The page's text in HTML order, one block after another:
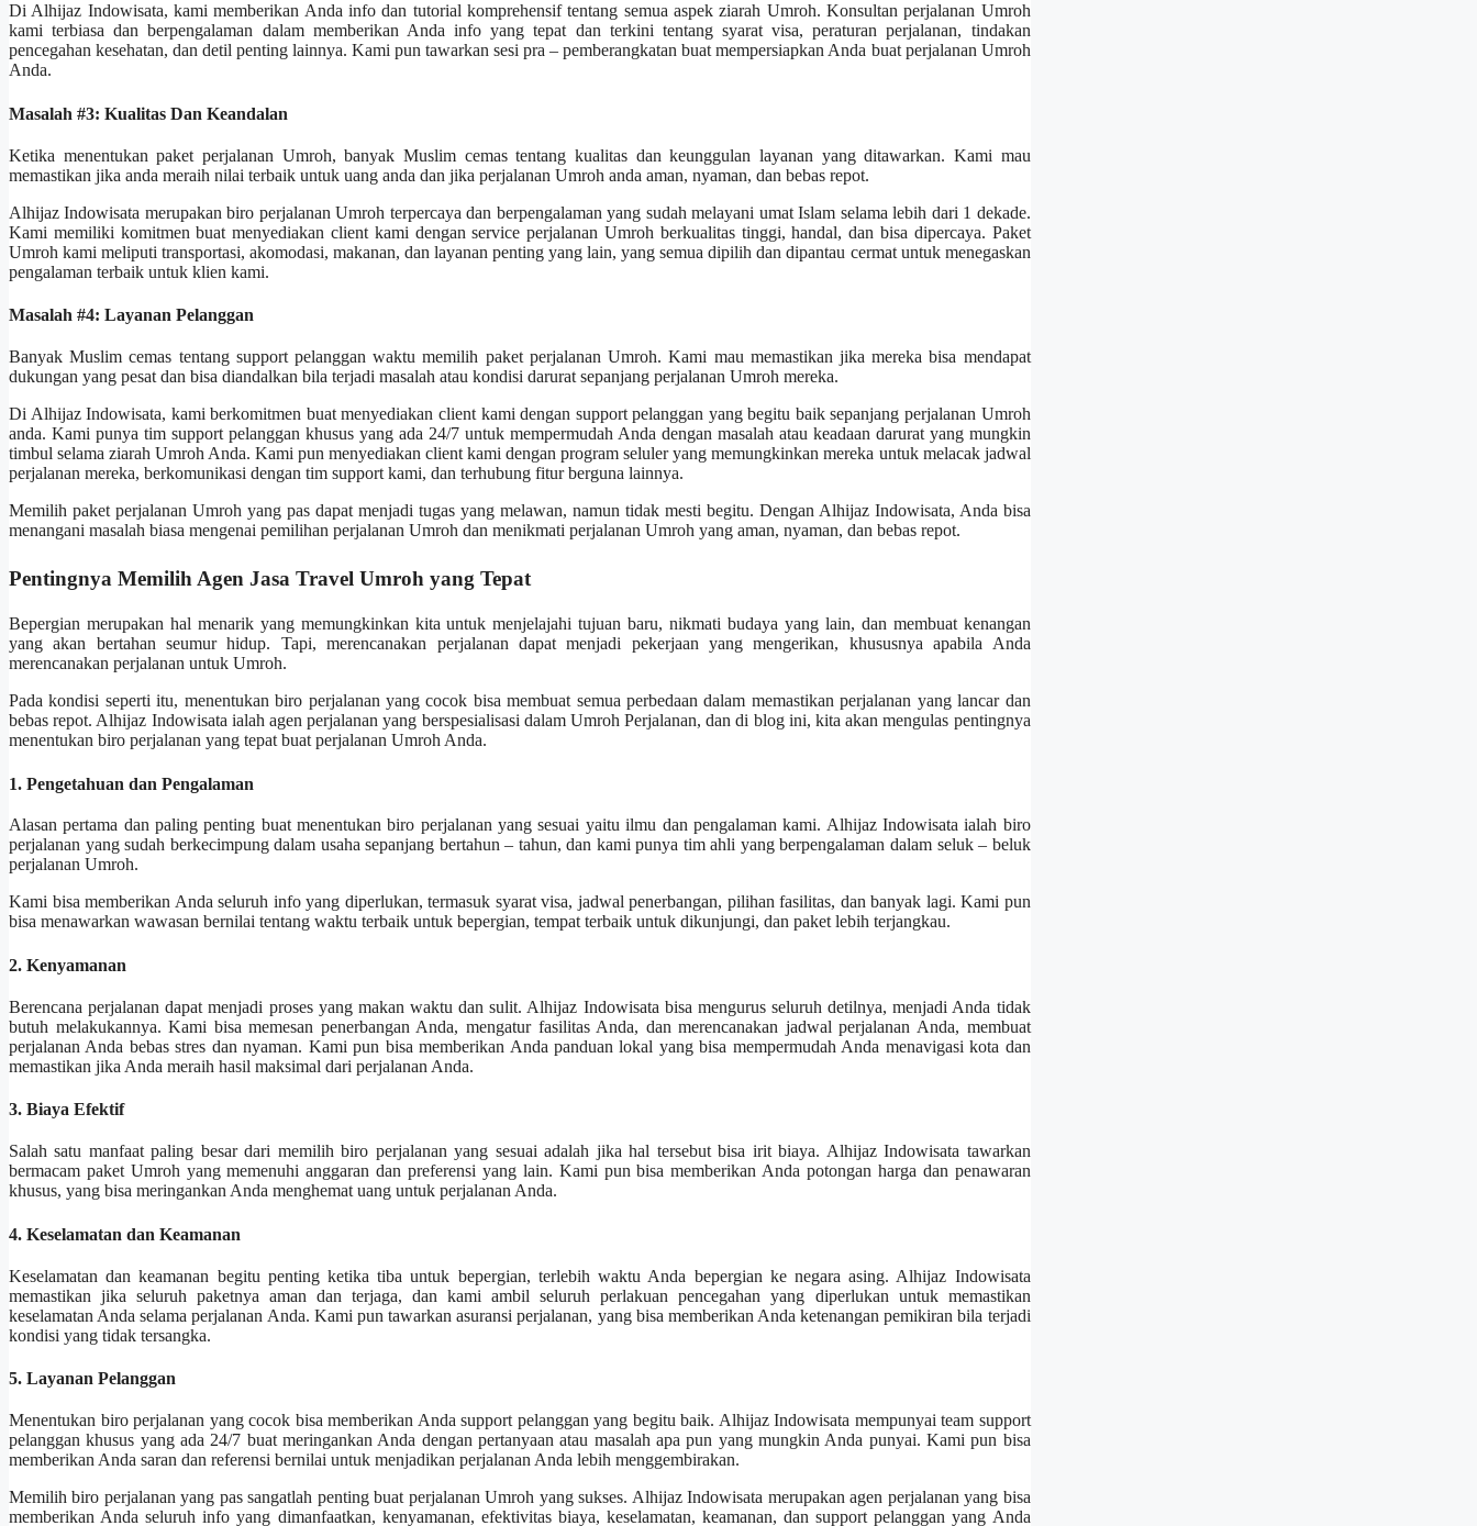
Di Alhijaz Indowisata, kami memberikan Anda info dan tutorial komprehensif tentang semua aspek ziarah Umroh. Konsultan perjalanan Umroh
kami terbiasa dan berpengalaman dalam memberikan Anda info yang tepat dan terkini tentang syarat visa, peraturan perjalanan, tindakan
pencegahan kesehatan, dan detil penting lainnya. Kami pun tawarkan sesi pra – pemberangkatan buat mempersiapkan Anda buat perjalanan Umroh
Anda.
Masalah #3: Kualitas Dan Keandalan
Ketika menentukan paket perjalanan Umroh, banyak Muslim cemas tentang kualitas dan keunggulan layanan yang ditawarkan. Kami mau
memastikan jika anda meraih nilai terbaik untuk uang anda dan jika perjalanan Umroh anda aman, nyaman, dan bebas repot.
Alhijaz Indowisata merupakan biro perjalanan Umroh terpercaya dan berpengalaman yang sudah melayani umat Islam selama lebih dari 1 dekade.
Kami memiliki komitmen buat menyediakan client kami dengan service perjalanan Umroh berkualitas tinggi, handal, dan bisa dipercaya. Paket
Umroh kami meliputi transportasi, akomodasi, makanan, dan layanan penting yang lain, yang semua dipilih dan dipantau cermat untuk menegaskan
pengalaman terbaik untuk klien kami.
Masalah #4: Layanan Pelanggan
Banyak Muslim cemas tentang support pelanggan waktu memilih paket perjalanan Umroh. Kami mau memastikan jika mereka bisa mendapat
dukungan yang pesat dan bisa diandalkan bila terjadi masalah atau kondisi darurat sepanjang perjalanan Umroh mereka.
Di Alhijaz Indowisata, kami berkomitmen buat menyediakan client kami dengan support pelanggan yang begitu baik sepanjang perjalanan Umroh
anda. Kami punya tim support pelanggan khusus yang ada 24/7 untuk mempermudah Anda dengan masalah atau keadaan darurat yang mungkin
timbul selama ziarah Umroh Anda. Kami pun menyediakan client kami dengan program seluler yang memungkinkan mereka untuk melacak jadwal
perjalanan mereka, berkomunikasi dengan tim support kami, dan terhubung fitur berguna lainnya.
Memilih paket perjalanan Umroh yang pas dapat menjadi tugas yang melawan, namun tidak mesti begitu. Dengan Alhijaz Indowisata, Anda bisa
menangani masalah biasa mengenai pemilihan perjalanan Umroh dan menikmati perjalanan Umroh yang aman, nyaman, dan bebas repot.
Pentingnya Memilih Agen Jasa Travel Umroh yang Tepat
Bepergian merupakan hal menarik yang memungkinkan kita untuk menjelajahi tujuan baru, nikmati budaya yang lain, dan membuat kenangan
yang akan bertahan seumur hidup. Tapi, merencanakan perjalanan dapat menjadi pekerjaan yang mengerikan, khususnya apabila Anda
merencanakan perjalanan untuk Umroh.
Pada kondisi seperti itu, menentukan biro perjalanan yang cocok bisa membuat semua perbedaan dalam memastikan perjalanan yang lancar dan
bebas repot. Alhijaz Indowisata ialah agen perjalanan yang berspesialisasi dalam Umroh Perjalanan, dan di blog ini, kita akan mengulas pentingnya
menentukan biro perjalanan yang tepat buat perjalanan Umroh Anda.
1. Pengetahuan dan Pengalaman
Alasan pertama dan paling penting buat menentukan biro perjalanan yang sesuai yaitu ilmu dan pengalaman kami. Alhijaz Indowisata ialah biro
perjalanan yang sudah berkecimpung dalam usaha sepanjang bertahun – tahun, dan kami punya tim ahli yang berpengalaman dalam seluk – beluk
perjalanan Umroh.
Kami bisa memberikan Anda seluruh info yang diperlukan, termasuk syarat visa, jadwal penerbangan, pilihan fasilitas, dan banyak lagi. Kami pun
bisa menawarkan wawasan bernilai tentang waktu terbaik untuk bepergian, tempat terbaik untuk dikunjungi, dan paket lebih terjangkau.
2. Kenyamanan
Berencana perjalanan dapat menjadi proses yang makan waktu dan sulit. Alhijaz Indowisata bisa mengurus seluruh detilnya, menjadi Anda tidak
butuh melakukannya. Kami bisa memesan penerbangan Anda, mengatur fasilitas Anda, dan merencanakan jadwal perjalanan Anda, membuat
perjalanan Anda bebas stres dan nyaman. Kami pun bisa memberikan Anda panduan lokal yang bisa mempermudah Anda menavigasi kota dan
memastikan jika Anda meraih hasil maksimal dari perjalanan Anda.
3. Biaya Efektif
Salah satu manfaat paling besar dari memilih biro perjalanan yang sesuai adalah jika hal tersebut bisa irit biaya. Alhijaz Indowisata tawarkan
bermacam paket Umroh yang memenuhi anggaran dan preferensi yang lain. Kami pun bisa memberikan Anda potongan harga dan penawaran
khusus, yang bisa meringankan Anda menghemat uang untuk perjalanan Anda.
4. Keselamatan dan Keamanan
Keselamatan dan keamanan begitu penting ketika tiba untuk bepergian, terlebih waktu Anda bepergian ke negara asing. Alhijaz Indowisata
memastikan jika seluruh paketnya aman dan terjaga, dan kami ambil seluruh perlakuan pencegahan yang diperlukan untuk memastikan
keselamatan Anda selama perjalanan Anda. Kami pun tawarkan asuransi perjalanan, yang bisa memberikan Anda ketenangan pemikiran bila terjadi
kondisi yang tidak tersangka.
5. Layanan Pelanggan
Menentukan biro perjalanan yang cocok bisa memberikan Anda support pelanggan yang begitu baik. Alhijaz Indowisata mempunyai team support
pelanggan khusus yang ada 24/7 buat meringankan Anda dengan pertanyaan atau masalah apa pun yang mungkin Anda punyai. Kami pun bisa
memberikan Anda saran dan referensi bernilai untuk menjadikan perjalanan Anda lebih menggembirakan.
Memilih biro perjalanan yang pas sangatlah penting buat perjalanan Umroh yang sukses. Alhijaz Indowisata merupakan agen perjalanan yang bisa
memberikan Anda seluruh info yang dimanfaatkan, kenyamanan, efektivitas biaya, keselamatan, keamanan, dan support pelanggan yang Anda